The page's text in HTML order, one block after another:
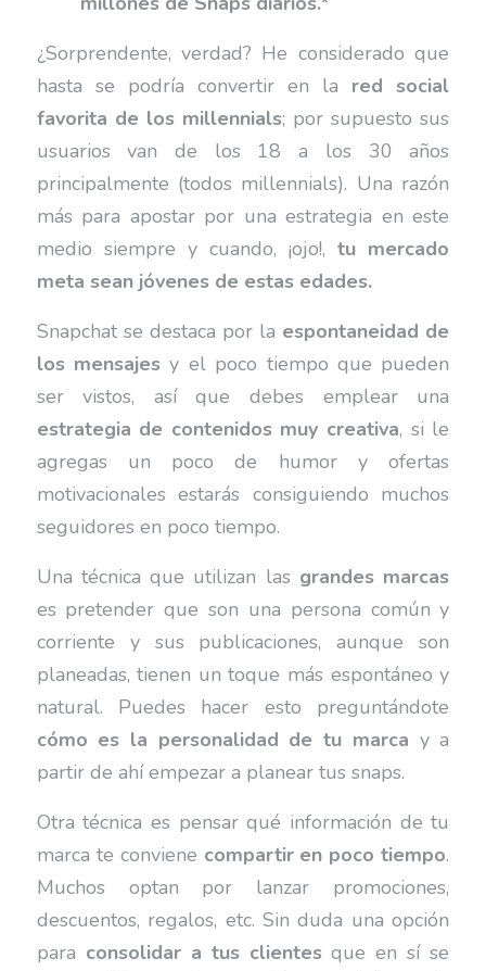
¿Sorprendente, verdad? He considerado que
hasta se podría convertir en la red social
favorita de los millennials; por supuesto sus
usuarios van de los 18 a los 30 años
principalmente (todos millennials). Una razón
más para apostar por una estrategia en este
medio siempre y cuando, ¡ojo!, tu mercado
meta sean jóvenes de estas edades.
Snapchat se destaca por la espontaneidad de
los mensajes y el poco tiempo que pueden
ser vistos, así que debes emplear una
estrategia de contenidos muy creativa, si le
agregas un poco de humor y ofertas
motivacionales estarás consiguiendo muchos
seguidores en poco tiempo.
Una técnica que utilizan las grandes marcas
es pretender que son una persona común y
corriente y sus publicaciones, aunque son
planeadas, tienen un toque más espontáneo y
natural. Puedes hacer esto preguntándote
cómo es la personalidad de tu marca y a
partir de ahí empezar a planear tus snaps.
Otra técnica es pensar qué información de tu
marca te conviene compartir en poco tiempo.
Muchos optan por lanzar promociones,
descuentos, regalos, etc. Sin duda una opción
para consolidar a tus clientesque en sí se